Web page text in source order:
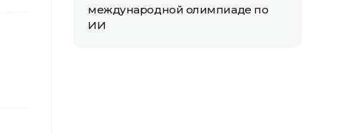
международной олимпиаде по
ИИ